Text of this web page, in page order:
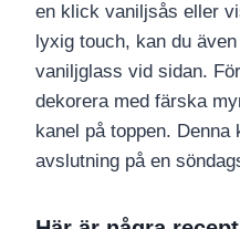
en klick vaniljsås eller
lyxig touch, kan du
vaniljglass vid sidan.
dekorera med färska
kanel på toppen.
avslutning på en